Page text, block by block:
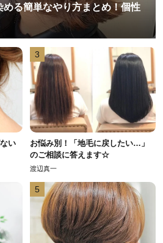
る簡単なやり方まとめ！個性
い
3
お悩み別！「地毛に戻したい…」
のご相談に答えます☆
渡辺真一
5